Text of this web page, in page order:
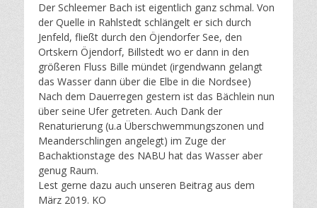
Der Schleemer Bach ist eigentlich ganz schmal. Von
der Quelle in Rahlstedt schlängelt er sich durch
Jenfeld, fließt durch den Öjendorfer See, den
Ortskern Öjendorf, Billstedt wo er dann in den
größeren Fluss Bille mündet (irgendwann gelangt
das Wasser dann über die Elbe in die Nordsee)
Nach dem Dauerregen gestern ist das Bächlein nun
über seine Ufer getreten. Auch Dank der
Renaturierung (u.a Überschwemmungszonen und
Meanderschlingen angelegt) im Zuge der
Bachaktionstage des NABU hat das Wasser aber
genug Raum.
Lest gerne dazu auch unseren Beitrag aus dem
März 2019. KO